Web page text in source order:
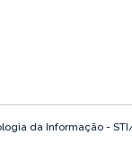
da Informação -